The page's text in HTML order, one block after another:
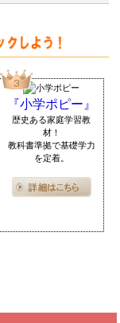
『小学ポピー』
歴史ある家庭学習教
材！
教科書準拠で基礎学力
を定着。